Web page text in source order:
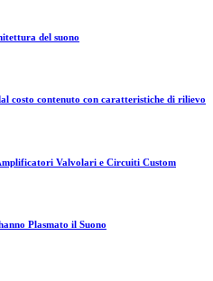
del suono
costo contenuto con caratteristiche di rilievo
Valvolari e Circuiti Custom
Plasmato il Suono